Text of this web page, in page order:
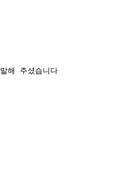
해 주셨습니다